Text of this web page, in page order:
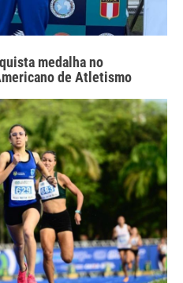
medalha no
de Atletismo